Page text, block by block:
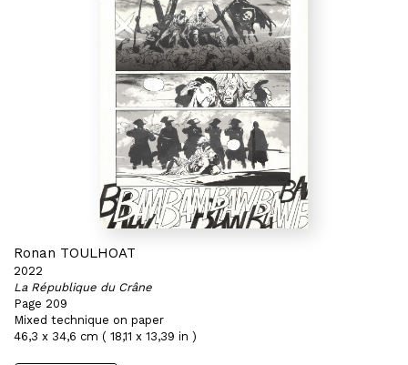
Ronan TOULHOAT
2022
La République du Crâne
Page 209
Mixed technique on paper
46,3 x 34,6 cm ( 18,11 x 13,39 in )